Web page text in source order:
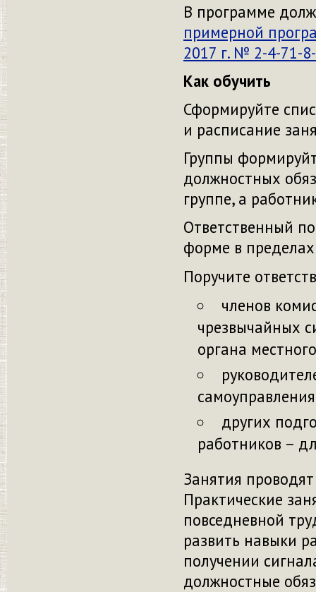
В программе
примерной
2017 г. № 2-4-71-
Как обучить
Сформируйте
и расписание
Группы
должностных
группе, а
Ответственный
форме в
Поручите
членов
чрезвычайных
органа
других
работников –
Занятия
Практические
повседневной
развить навыки
получении
должностные